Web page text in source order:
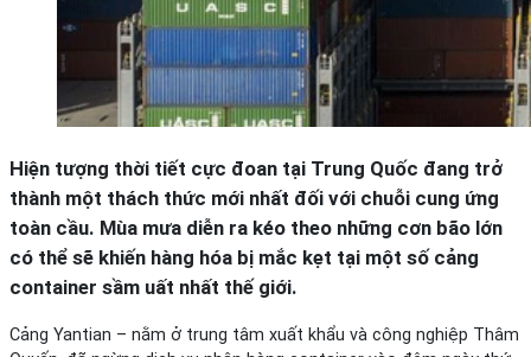
Hiện tượng thời tiết cực đoan tại Trung Quốc đang trở
thành một thách thức mới nhất đối với chuỗi cung ứng
toàn cầu. Mùa mưa diễn ra kéo theo những cơn bão lớn
có thể sẽ khiến hàng hóa bị mắc kẹt tại một số cảng
container sầm uất nhất thế giới.
Cảng Yantian – nằm ở trung tâm xuất khẩu và công nghiệp Thâm